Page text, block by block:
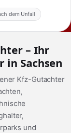
dem Unfall
– Ihr
in Sachsen
Kfz-Gutachter
und